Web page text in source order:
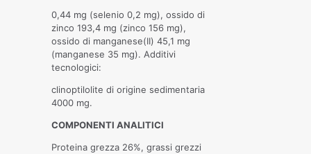
0,44 mg (selenio 0,2 mg), ossido di
zinco 193,4 mg (zinco 156 mg),
ossido di manganese(II) 45,1 mg
(manganese 35 mg). Additivi
tecnologici:
clinoptilolite di origine sedimentaria
4000 mg.
COMPONENTI ANALITICI
Proteina grezza 26%, grassi grezzi